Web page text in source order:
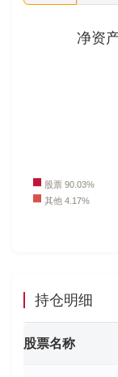
净资
持仓明细
股票名称